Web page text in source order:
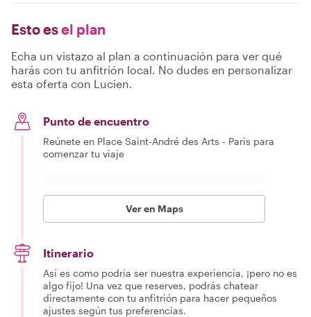
Esto esel plan
Echa un vistazo al plan a continuación para ver qué
harás con tu anfitrión local. No dudes en personalizar
esta oferta con Lucien.
Punto de encuentro
Reúnete en Place Saint-André des Arts - Paris para
comenzar tu viaje
Ver en Maps
Itinerario
Así es como podría ser nuestra experiencia, ¡pero no es
algo fijo! Una vez que reserves, podrás chatear
directamente con tu anfitrión para hacer pequeños
ajustes según tus preferencias.